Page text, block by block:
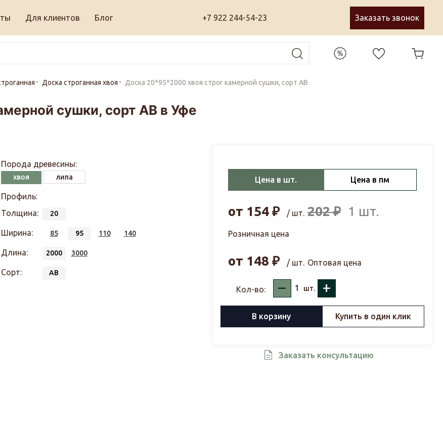
Для клиентов Блог +7 922 244-54-23 Заказать звонок
Доска строганная хвоя Доска 20*95*2000 хвоя строг камерной сушки, сорт АВ
сушки, сорт АВ в Уфе
Порода древесины:
хвоя липа
Профиль:
Толщина:
20
Ширина: 85 95 110 140
Длина: 2000 3000
Сорт: АВ
Цена в шт. Цена в пм
от 154₽ / шт. 202₽ 1 шт.
Розничная цена
от 148 ₽ / шт. Оптовая цена
Кол-во: – шт. +
В корзину Купить в один клик
Заказать консультацию